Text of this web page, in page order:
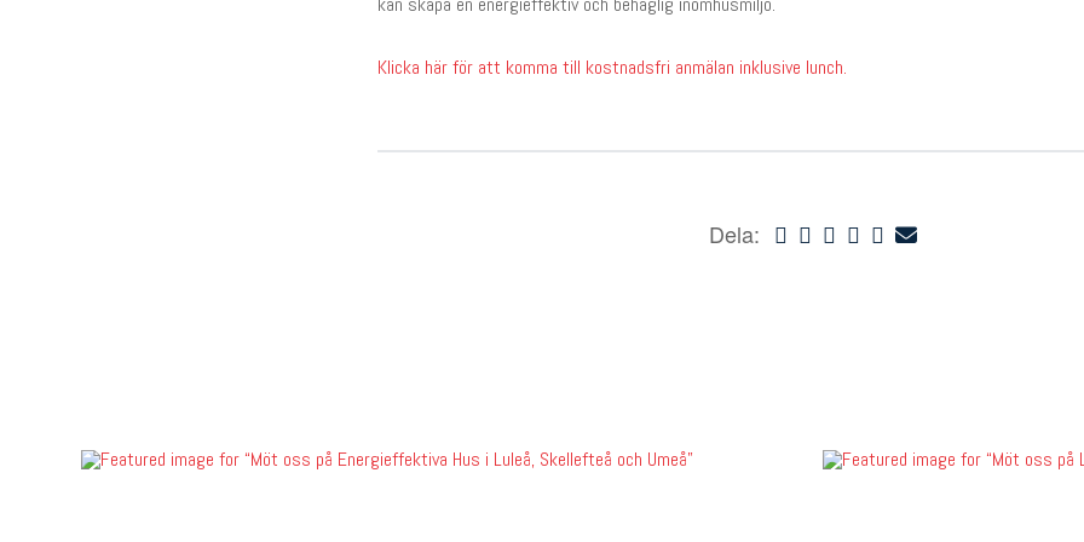
Klicka här för att komma till kostnadsfri anmälan inklusive lunch.
Dela: